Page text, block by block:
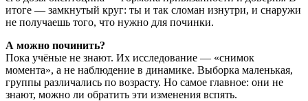
итоге — замкнутый круг: ты и так сломан изнутри, и снаружи
не получаешь того, что нужно для починки.
А можно починить?
Пока учёные не знают. Их исследование — «снимок
момента», а не наблюдение в динамике. Выборка маленькая,
группы различались по возрасту. Но самое главное: они не
знают, можно ли обратить эти изменения вспять.